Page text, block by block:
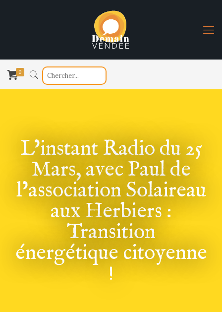
0
L’instant Radio du 25
Mars, avec Paul de
l’association Solaireau
aux Herbiers :
Transition
énergétique citoyenne
!